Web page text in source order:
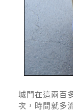
城門在這兩百
次，時間就多